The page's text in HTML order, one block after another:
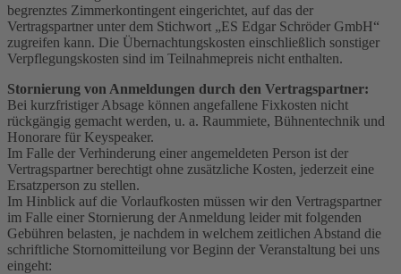
begrenztes Zimmerkontingent eingerichtet, auf das der
Vertragspartner unter dem Stichwort „ES Edgar Schröder GmbH“
zugreifen kann. Die Übernachtungskosten einschließlich sonstiger
Verpflegungskosten sind im Teilnahmepreis nicht enthalten.
Stornierung von Anmeldungen durch den Vertragspartner:
Bei kurzfristiger Absage können angefallene Fixkosten nicht
rückgängig gemacht werden, u. a. Raummiete, Bühnentechnik und
Honorare für Keyspeaker.
Im Falle der Verhinderung einer angemeldeten Person ist der
Vertragspartner berechtigt ohne zusätzliche Kosten, jederzeit eine
Ersatzperson zu stellen.
Im Hinblick auf die Vorlaufkosten müssen wir den Vertragspartner
im Falle einer Stornierung der Anmeldung leider mit folgenden
Gebühren belasten, je nachdem in welchem zeitlichen Abstand die
schriftliche Stornomitteilung vor Beginn der Veranstaltung bei uns
eingeht: